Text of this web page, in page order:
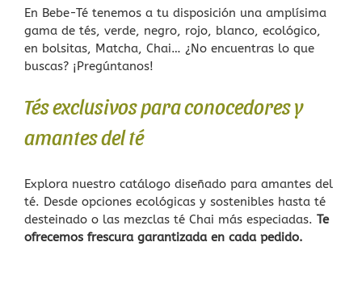
Complementos
Sobre nosotros
En Bebe-Té tenemos a tu disposición una amplísima
gama de tés, verde, negro, rojo, blanco, ecológico,
en bolsitas, Matcha, Chai… ¿No encuentras lo que
buscas? ¡Pregúntanos!
Tés exclusivos para conocedores y
amantes del té
Explora nuestro catálogo diseñado para amantes del
té. Desde opciones ecológicas y sostenibles hasta té
desteinado o las mezclas té Chai más especiadas. Te
ofrecemos frescura garantizada en cada pedido.